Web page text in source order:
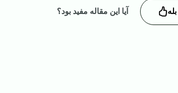
آیا این مقاله مفید بود؟ بله